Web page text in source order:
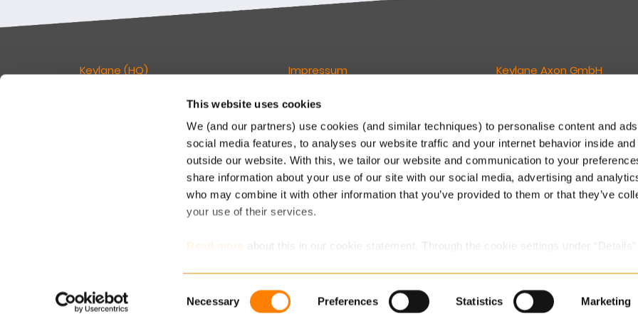
This website uses cookies
We (and our partners) use cookies (and similar techniques) to personalise content and
social media features, to analyses our website traffic and your internet behavior inside
outside our website. With this, we tailor our website and communication to your
share information about your use of our site with our social media, advertising and
who may combine it with other information that you’ve provided to them or that they’ve
your use of their services.
Read more about this in our cookie statement. Through the cookie settings under “Details”,
Selection
Necessary Preferences Statistics Marketing
Keylane (HQ)
info.dach@keylane.com
Für eine komplette Übersicht unserer
Standorte besuchen Sie bitte unsere
Impressum
Verantwortlich für den Inhalt dieser
Seite:
Keylane GmbH
c/o Design Offices
Rosenheimer Str. 143C
81671 München
M: info.dach@keylane.com
Keylane Axon GmbH
Lukas van Grunsven
Philipp E. Lederer
Eintragung (HRB) 211735
Gerichtsstand: Amtsgericht
Newsletter
Karriere Datenschutzerklärung Keylane Datenschutzklärung